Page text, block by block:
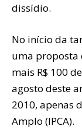
dissídio.
No início da
uma proposta
mais R$ 100
agosto deste
2010, apenas
Amplo (IPCA).